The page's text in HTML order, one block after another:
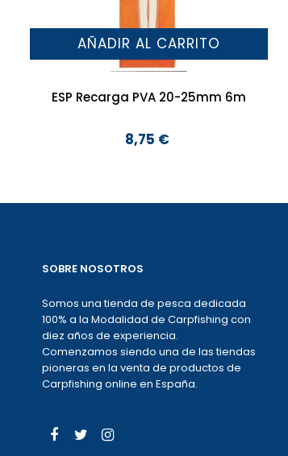
AÑADIR AL CARRITO
ESP Recarga PVA 20-25mm 6m
Precio
8,75 €
SOBRE NOSOTROS
Somos una tienda de pesca dedicada
100% a la Modalidad de Carpfishing con
diez años de experiencia.
Comenzamos siendo una de las tiendas
pioneras en la venta de productos de
Carpfishing online en España.
Facebook
Twitter